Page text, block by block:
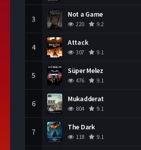
3 Not a Game
220 9.2
4 Attack
307 9.1
5 Süper Melez
476 9.1
6 Mukadderat
804 9.1
7 The Dark
118 9.1